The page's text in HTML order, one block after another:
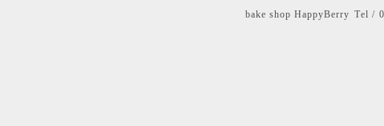
bake shop HappyBerry Tel /